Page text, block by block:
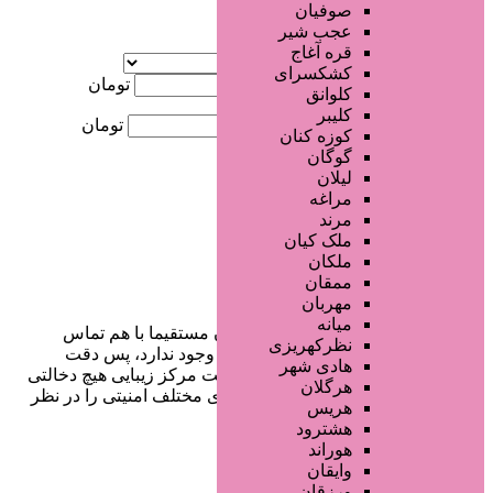
صوفیان
عجب شیر
قره آغاج
کشکسرای
کلوانق
کلیبر
کوزه کنان
گوگان
لیلان
مراغه
مرند
ملک کیان
ملکان
ممقان
مهربان
میانه
نظرکهریزی
هادی شهر
هرگلان
هریس
هشترود
هوراند
وایقان
آگهی ویژه
کمترین قیمت
تومان
بیشترین قیمت تومان
در سایت تبلیغاتی مرکز زیبایی کاربران مستقیما با هم تماس
می‌گیرند و هیچ واسطه‌ای در این میان وجود ندارد، پس دقت
فرمایید که در خرید و فروشِ شما سایت مرکز زیبایی هیچ دخالتی
نداشته و کاربران باید خودشان جنبه‌های مختلف امنیتی را در نظر